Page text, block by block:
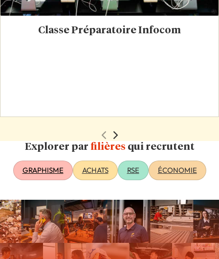
Classe Préparatoire Infocom
Explorer par filières qui recrutent
GRAPHISME ACHATS RSE ÉCONOMIE